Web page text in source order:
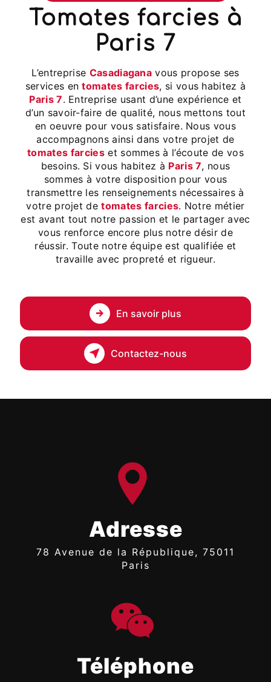
tomates farcies à
Paris 7
L’entreprise Casadiagana vous propose ses
services entomates farcies, si vous habitez à
Paris 7. Entreprise usant d’une expérience et
d’un savoir-faire de qualité, nous mettons tout
en oeuvre pour vous satisfaire. Nous vous
accompagnons ainsi dans votre projet de
tomates farcieset sommes à l’écoute de vos
besoins. Si vous habitez à Paris 7, nous
sommes à votre disposition pour vous
transmettre les renseignements nécessaires à
votre projet detomates farcies. Notre métier
est avant tout notre passion et le partager avec
vous renforce encore plus notre désir de
réussir. Toute notre équipe est qualifiée et
travaille avec propreté et rigueur.
En savoir plus
Contactez-nous
Adresse
78 Avenue de la République, 75011
Paris
Téléphone